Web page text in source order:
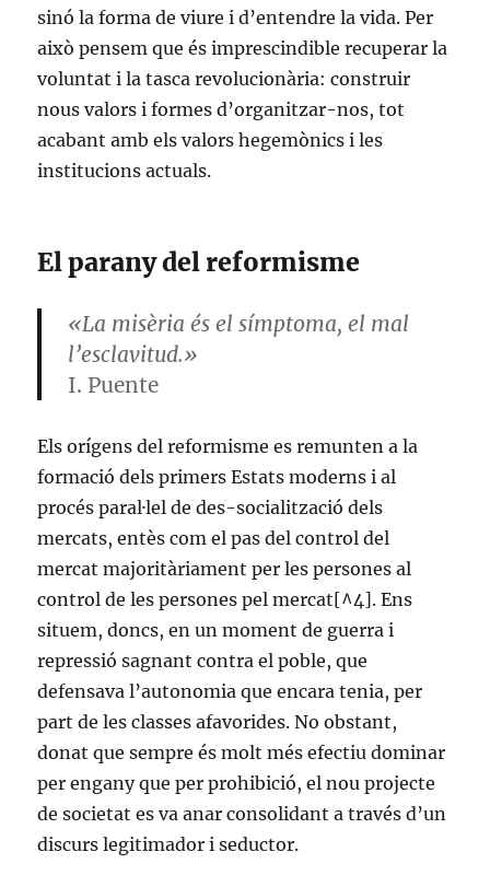
sinó la forma de viure i d’entendre la vida. Per
això pensem que és imprescindible recuperar la
voluntat i la tasca revolucionària: construir
nous valors i formes d’organitzar-nos, tot
acabant amb els valors hegemònics i les
institucions actuals.
El parany del reformisme
«La misèria és el símptoma, el mal
l’esclavitud.»
I. Puente
Els orígens del reformisme es remunten a la
formació dels primers Estats moderns i al
procés paral·lel de des-socialització dels
mercats, entès com el pas del control del
mercat majoritàriament per les persones al
control de les persones pel mercat[^4]. Ens
situem, doncs, en un moment de guerra i
repressió sagnant contra el poble, que
defensava l’autonomia que encara tenia, per
part de les classes afavorides. No obstant,
donat que sempre és molt més efectiu dominar
per engany que per prohibició, el nou projecte
de societat es va anar consolidant a través d’un
discurs legitimador i seductor.